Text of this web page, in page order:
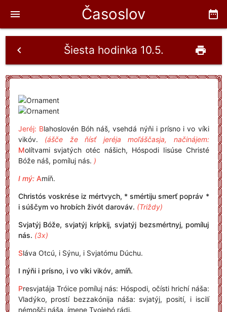
Časoslov date_range
menu
Šiesta hodinka 10.5.
chevron_left print
Jeréj: Blahoslovén Bóh náš, vsehdá nýňi i prísno i vo víki
vikóv. (ášče že ňísť jeréja moľáščasja, načinájem:
Molítvami svjatých otéc nášich, Hóspodi Iisúse Christé
Bóže náš, pomíluj nás. )
I mý: Amíň.
Christós voskrése iz mértvych, * smértiju smerť popráv *
i súščym vo hrobích živót darováv. (Triždy)
Svjatýj Bóže, svjatýj krípkij, svjatýj bezsmértnyj, pomíluj
nás. (3x)
Sláva Otcú, i Sýnu, i Svjatómu Dúchu.
I nýňi i prísno, i vo víki vikóv, amíň.
Presvjatája Tróice pomíluj nás: Hóspodi, očísti hrichí náša:
Vladýko, prostí bezzakónija náša: svjatýj, posití, i iscilí
némošči náša, ímene Tvojehó rádi.